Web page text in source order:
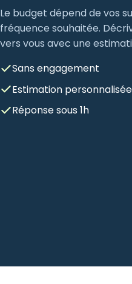
Le budget dépend de vos
fréquence souhaitée.
vers vous avec une
Sans engagement
Estimation
Réponse sous 1h